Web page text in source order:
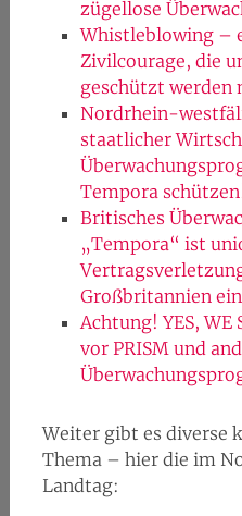
zügellose
Whistleblowing –
Zivilcourage, die
geschützt werden
Nordrhein-
staatlicher
Tempora
Britisches
„Tempora“ ist
Großbritannien
Achtung! YES, WE
vor PRISM und
Weiter gibt es diverse
Thema – hier die im
Landtag: